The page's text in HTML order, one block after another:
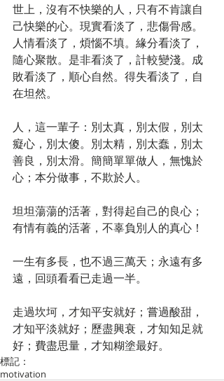
世上，沒有不快樂的人，只有不肯讓自
己快樂的心。現實看淡了，悲傷骨感。
人情看淡了，煩惱不填。緣分看淡了，
隨心聚散。是非看淡了，計較變淺。成
敗看淡了，順心自然。得失看淡了，自
在坦然。
人，這一輩子：別太真，別太假，別太
癡心，別太傻。別太精，別太蠢，別太
善良，別太滑。簡簡單單做人，無愧於
心；本分做事，不欺於人。
坦坦蕩蕩的活著，對得起自己的良心；
有情有義的活著，不辜負別人的真心！
一生有多長，也不過三萬天；永遠有多
遠，回頭看看已走過一半。
走過坎坷，才知平安就好；嘗過酸甜，
才知平淡就好；歷盡興衰，才知知足就
好；費盡思量，才知糊塗最好。
標記：
motivation